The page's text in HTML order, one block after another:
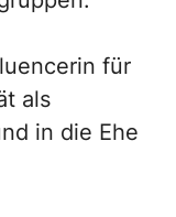
für
als
in die Ehe